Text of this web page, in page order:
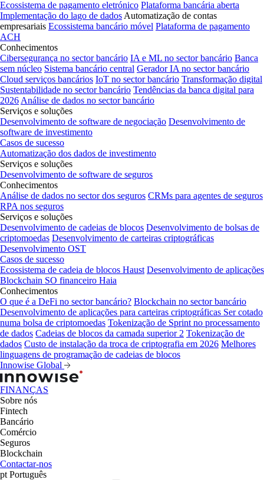
Ecossistema de pagamento eletrónico Plataforma bancária aberta
Implementação do lago de dados Automatização de contas
empresariais Ecossistema bancário móvel Plataforma de pagamento
ACH
Conhecimentos
Cibersegurança no sector bancário IA e ML no sector bancário Banca
sem núcleo Sistema bancário central Gerador IA no sector bancário
Cloud serviços bancários IoT no sector bancário Transformação digital
Sustentabilidade no sector bancário Tendências da banca digital para
2026 Análise de dados no sector bancário
Serviços e soluções
Desenvolvimento de software de negociação Desenvolvimento de
software de investimento
Casos de sucesso
Automatização dos dados de investimento
Serviços e soluções
Desenvolvimento de software de seguros
Conhecimentos
Análise de dados no sector dos seguros CRMs para agentes de seguros
RPA nos seguros
Serviços e soluções
Desenvolvimento de cadeias de blocos Desenvolvimento de bolsas de
criptomoedas Desenvolvimento de carteiras criptográficas
Desenvolvimento OST
Casos de sucesso
Ecossistema de cadeia de blocos Haust Desenvolvimento de aplicações
Blockchain SO financeiro Haia
Conhecimentos
O que é a DeFi no sector bancário? Blockchain no sector bancário
Desenvolvimento de aplicações para carteiras criptográficas Ser cotado
numa bolsa de criptomoedas Tokenização de Sprint no processamento
de dados Cadeias de blocos da camada superior 2 Tokenização de
dados Custo de instalação da troca de criptografia em 2026 Melhores
linguagens de programação de cadeias de blocos
Innowise Global
FINANÇAS
Sobre nós
Fintech
Bancário
Comércio
Seguros
Blockchain
Contactar-nos
pt Português